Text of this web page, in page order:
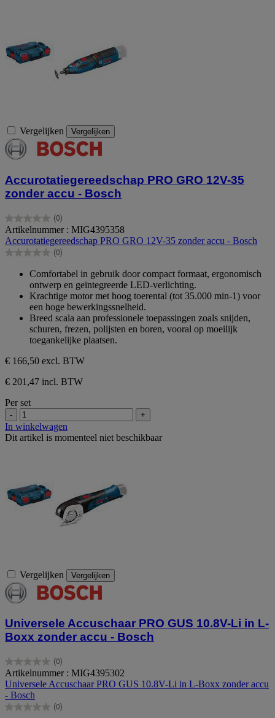
Vergelijken Vergelijken
Accurotatiegereedschap PRO GRO 12V-35
zonder accu - Bosch
(0)
0.0
van
de
5
Artikelnummer : MIG4395358
Accurotatiegereedschap PRO GRO 12V-35 zonder accu - Bosch
(0)
0.0
sterren.
Comfortabel in gebruik door compact formaat, ergonomisch
ontwerp en geïntegreerde LED-verlichting.
Krachtige motor met hoog toerental (tot 35.000 min-1) voor
een hoge bewerkingssnelheid.
Breed scala aan professionele toepassingen zoals snijden,
schuren, frezen, polijsten en boren, vooral op moeilijk
toegankelijke plaatsen.
€ 166,50 excl. BTW
€ 201,47 incl. BTW
Per set
- +
In winkelwagen
Dit artikel is momenteel niet beschikbaar
Vergelijken Vergelijken
Universele Accuschaar PRO GUS 10.8V-Li in L-
Boxx zonder accu - Bosch
(0)
0.0
van
de
5
sterren.
Artikelnummer : MIG4395302
Universele Accuschaar PRO GUS 10.8V-Li in L-Boxx zonder accu
- Bosch
(0)
0.0